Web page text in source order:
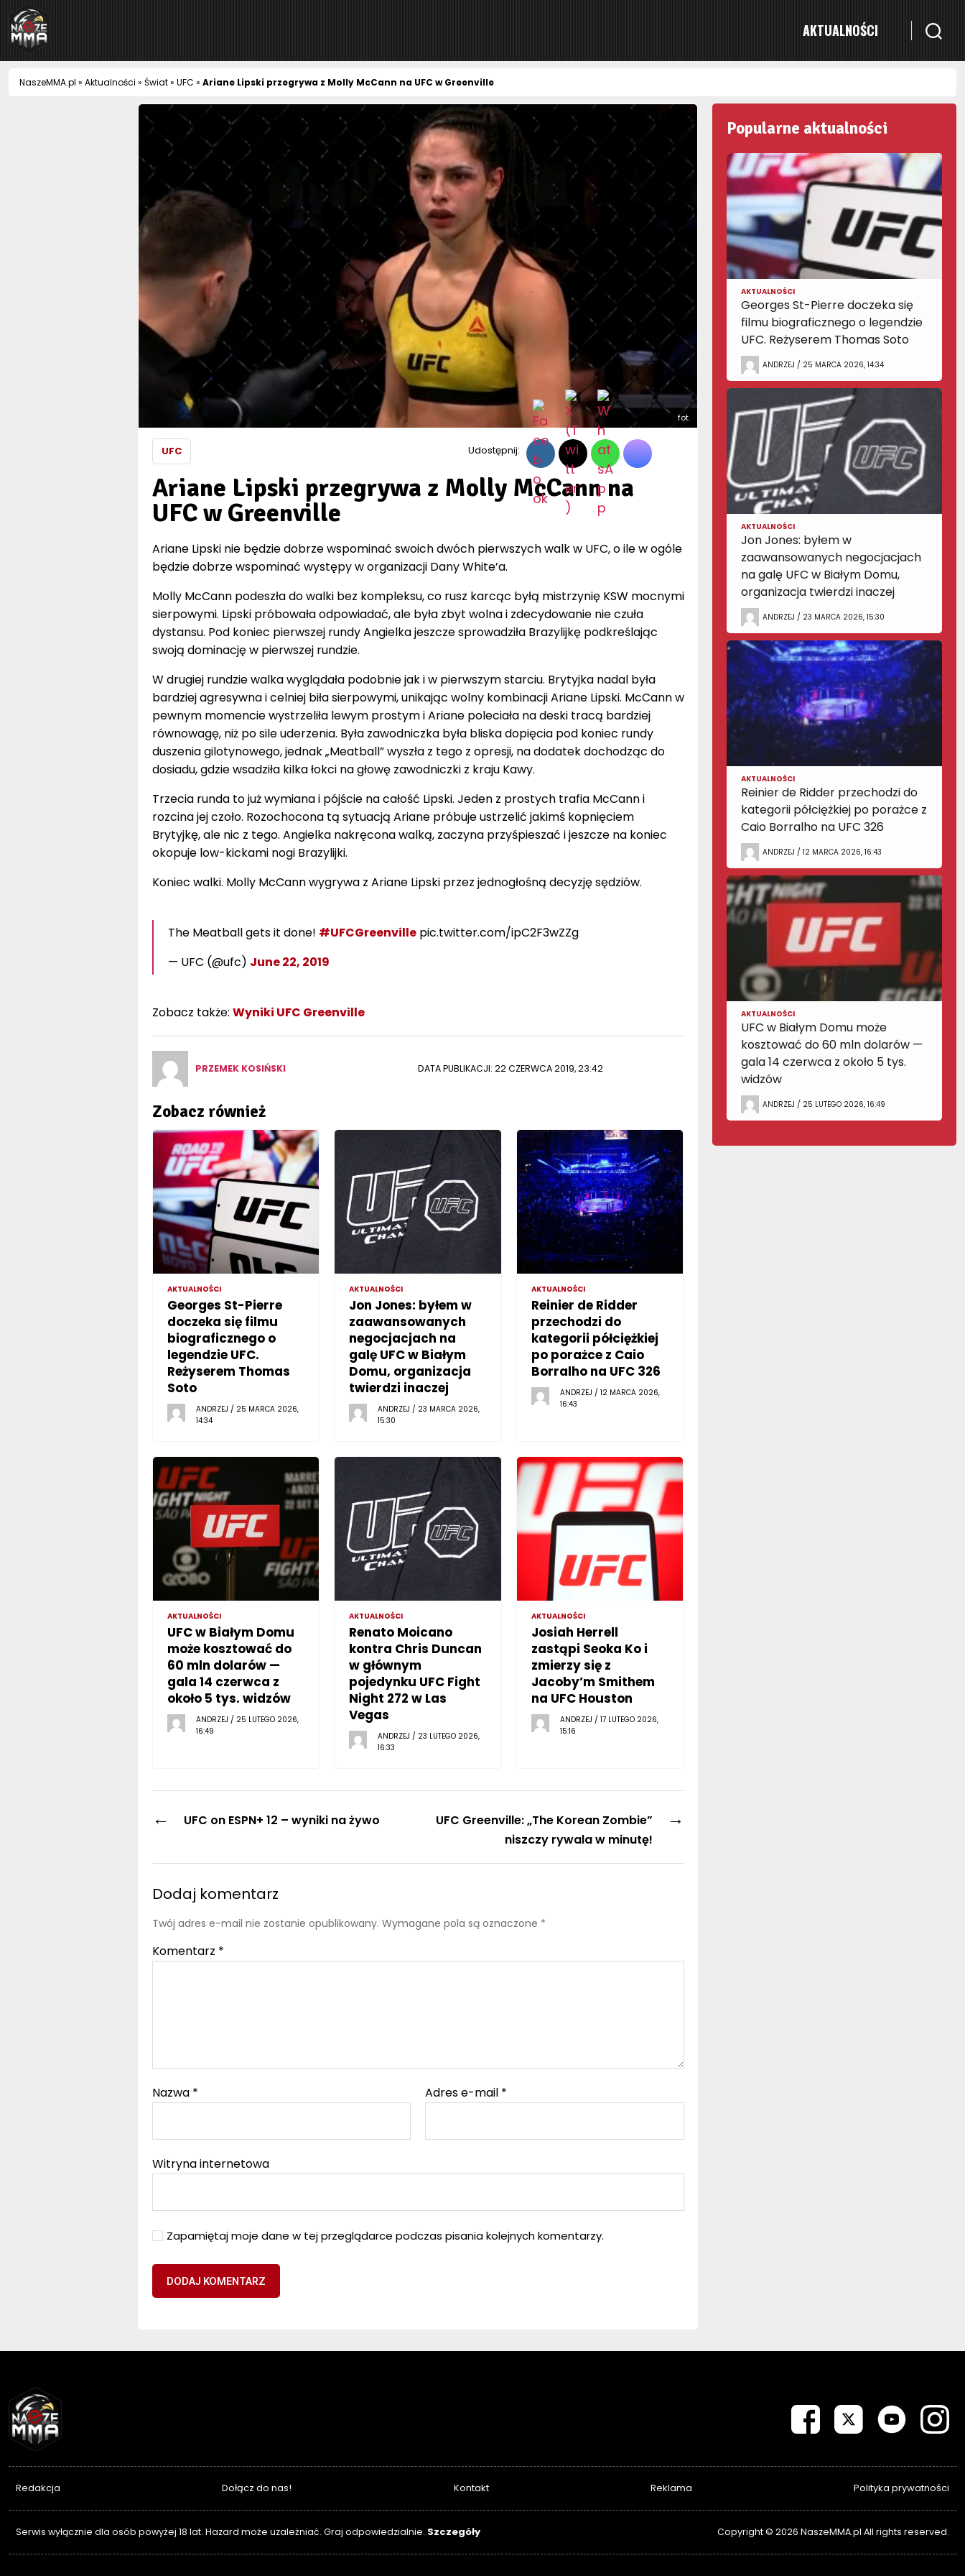
NaszeMMA
AKTUALNOŚCI
NaszeMMA.pl » Aktualności » Świat» UFC » Ariane Lipski przegrywa z Molly McCann na UFC w Greenville
fot.
UFC Udostępnij:
Ariane Lipski przegrywa z Molly McCann na
UFC w Greenville
Ariane Lipski nie będzie dobrze wspominać swoich dwóch pierwszych walk w UFC, o ile w ogóle
będzie dobrze wspominać występy w organizacji Dany White’a.
Molly McCann podeszła do walki bez kompleksu, co rusz karcąc byłą mistrzynię KSW mocnymi
sierpowymi. Lipski próbowała odpowiadać, ale była zbyt wolna i zdecydowanie nie czuła
dystansu. Pod koniec pierwszej rundy Angielka jeszcze sprowadziła Brazylijkę podkreślając
swoją dominację w pierwszej rundzie.
W drugiej rundzie walka wyglądała podobnie jak i w pierwszym starciu. Brytyjka nadal była
bardziej agresywna i celniej biła sierpowymi, unikając wolny kombinacji Ariane Lipski. McCann w
pewnym momencie wystrzeliła lewym prostym i Ariane poleciała na deski tracą bardziej
równowagę, niż po sile uderzenia. Była zawodniczka była bliska dopięcia pod koniec rundy
duszenia gilotynowego, jednak „Meatball” wyszła z tego z opresji, na dodatek dochodząc do
dosiadu, gdzie wsadziła kilka łokci na głowę zawodniczki z kraju Kawy.
Trzecia runda to już wymiana i pójście na całość Lipski. Jeden z prostych trafia McCann i
rozcina jej czoło. Rozochocona tą sytuacją Ariane próbuje ustrzelić jakimś kopnięciem
Brytyjkę, ale nic z tego. Angielka nakręcona walką, zaczyna przyśpieszać i jeszcze na koniec
okopuje low-kickami nogi Brazylijki.
Koniec walki. Molly McCann wygrywa z Ariane Lipski przez jednogłośną decyzję sędziów.
The Meatball gets it done! #UFCGreenvillepic.twitter.com/ipC2F3wZZg
— UFC (@ufc) June 22, 2019
Zobacz także: Wyniki UFC Greenville
PRZEMEK KOSIŃSKI DATA PUBLIKACJI: 22 CZERWCA 2019, 23:42
Zobacz również
AKTUALNOŚCI
Georges St-Pierre
doczeka się filmu
biograficznego o
legendzie UFC.
Reżyserem Thomas
Soto
ANDRZEJ / 25 MARCA 2026,
14:34
AKTUALNOŚCI
Jon Jones: byłem w
zaawansowanych
negocjacjach na
galę UFC w Białym
Domu, organizacja
twierdzi inaczej
ANDRZEJ / 23 MARCA 2026,
15:30
AKTUALNOŚCI
Reinier de Ridder
przechodzi do
kategorii półciężkiej
po porażce z Caio
Borralho na UFC 326
ANDRZEJ / 12 MARCA 2026,
16:43
AKTUALNOŚCI
UFC w Białym Domu
może kosztować do
60 mln dolarów —
gala 14 czerwca z
około 5 tys. widzów
ANDRZEJ / 25 LUTEGO 2026,
16:49
AKTUALNOŚCI
Renato Moicano
kontra Chris Duncan
w głównym
pojedynku UFC Fight
Night 272 w Las
Vegas
ANDRZEJ / 23 LUTEGO 2026,
16:33
AKTUALNOŚCI
Josiah Herrell
zastąpi Seoka Ko i
zmierzy się z
Jacoby’m Smithem
na UFC Houston
ANDRZEJ / 17 LUTEGO 2026,
15:16
← UFC on ESPN+ 12 – wyniki na żywo →
UFC Greenville: „The Korean Zombie”
niszczy rywala w minutę!
Dodaj komentarz
Twój adres e-mail nie zostanie opublikowany. Wymagane pola są oznaczone *
Komentarz *
Nazwa * Adres e-mail *
Witryna internetowa
Zapamiętaj moje dane w tej przeglądarce podczas pisania kolejnych komentarzy.
Popularne aktualności
AKTUALNOŚCI
Georges St-Pierre doczeka się
filmu biograficznego o legendzie
UFC. Reżyserem Thomas Soto
ANDRZEJ / 25 MARCA 2026, 14:34
AKTUALNOŚCI
Jon Jones: byłem w
zaawansowanych negocjacjach
na galę UFC w Białym Domu,
organizacja twierdzi inaczej
ANDRZEJ / 23 MARCA 2026, 15:30
AKTUALNOŚCI
Reinier de Ridder przechodzi do
kategorii półciężkiej po porażce z
Caio Borralho na UFC 326
ANDRZEJ / 12 MARCA 2026, 16:43
AKTUALNOŚCI
UFC w Białym Domu może
kosztować do 60 mln dolarów —
gala 14 czerwca z około 5 tys.
widzów
ANDRZEJ / 25 LUTEGO 2026, 16:49
Redakcja Dołącz do nas! Kontakt Reklama Polityka prywatności
Serwis wyłącznie dla osób powyżej 18 lat. Hazard może uzależniać. Graj odpowiedzialnie. Szczegóły Copyright © 2026 NaszeMMA.pl All rights reserved.